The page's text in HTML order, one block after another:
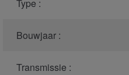
Type :
Bouwjaar :
Transmissie :